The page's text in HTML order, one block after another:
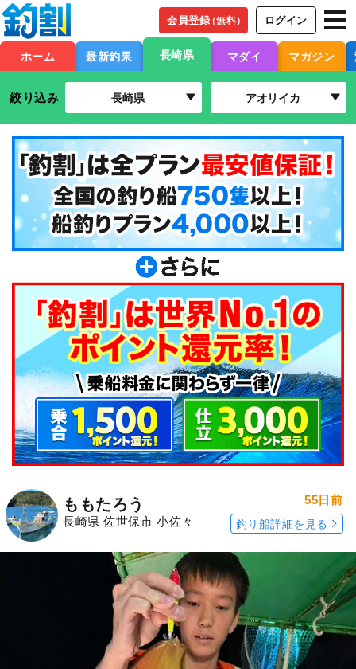
会員登録（無料） ログイン
ホーム 最新釣果 長崎県 マダイ マガジン
絞り込み 長崎県 アオリイカ
ももたろう
長崎県 佐世保市 小佐々
55日前
釣り船詳細を見る